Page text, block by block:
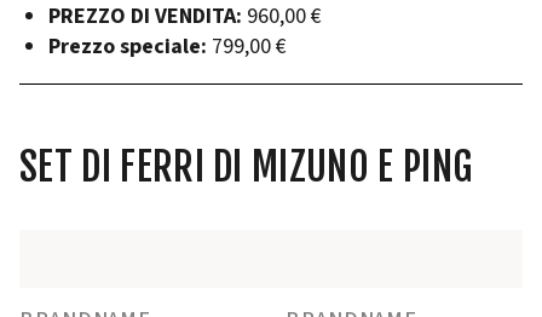
PREZZO DI VENDITA: 960,00 €
Prezzo speciale: 799,00 €
SET DI FERRI DI MIZUNO E PING